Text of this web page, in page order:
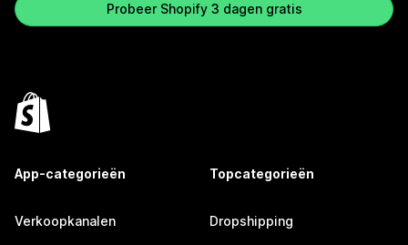
Probeer Shopify 3 dagen gratis
App-categorieën
Verkoopkanalen
Topcategorieën
Dropshipping